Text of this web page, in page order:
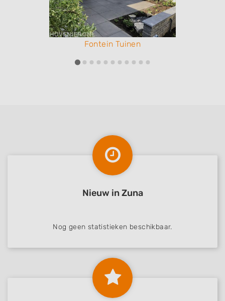
Fontein Tuinen
Nieuw in Zuna
Nog geen statistieken beschikbaar.